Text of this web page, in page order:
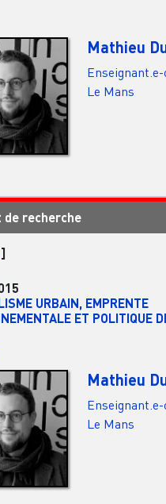
Mathieu
Le Mans
de recherche
]
URBAIN, EMPRENTE
ET POLITIQUE
Mathieu
Le Mans